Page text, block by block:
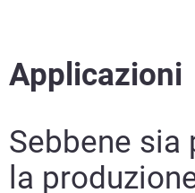
Scopri di più
Scopri di più
Applicazioni
Sebbene sia
la